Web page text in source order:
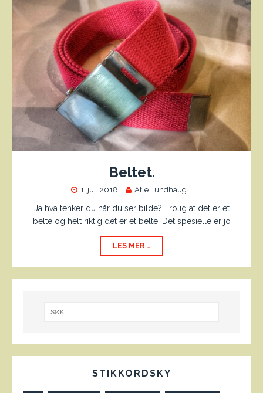
Beltet.
1. juli 2018 Atle Lundhaug
Ja hva tenker du når du ser bilde? Trolig at det er et
belte og helt riktig det er et belte. Det spesielle er jo
LES MER …
STIKKORDSKY